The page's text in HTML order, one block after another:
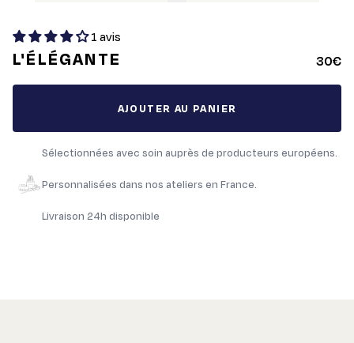
1 avis
L'ÉLÉGANTE 30€
AJOUTER AU PANIER
Sélectionnées avec soin auprès de producteurs européens.
Personnalisées dans nos ateliers en France.
Livraison 24h disponible